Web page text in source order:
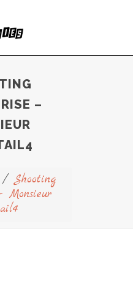
–
Shooting
Monsieur